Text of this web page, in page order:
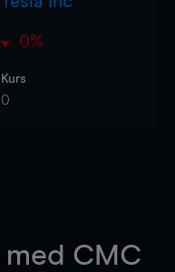
0%
Kurs
0
med CMC